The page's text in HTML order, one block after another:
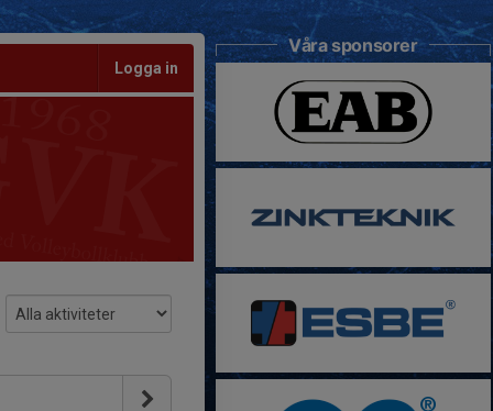
Logga in
Våra sponsorer